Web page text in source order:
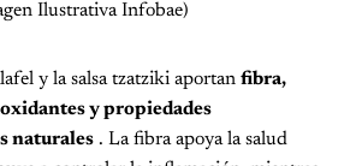
Ilustrativa Infobae)
y la salsa tzatziki aportan fibra,
y propiedades
naturales . La fibra apoya la salud